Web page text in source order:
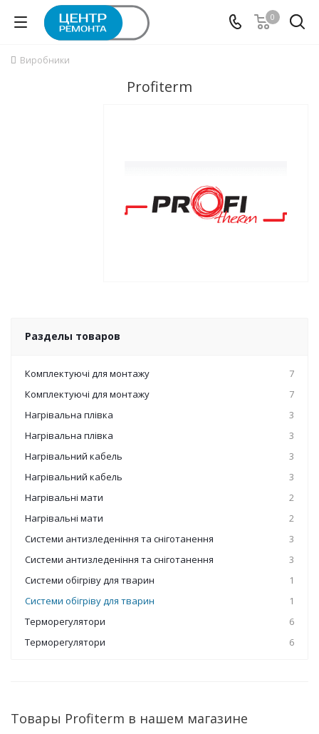
0
Виробники
Profiterm
Разделы товаров
Комплектуючі для монтажу
7
Комплектуючі для монтажу
7
Нагрівальна плівка
3
Нагрівальна плівка
3
Нагрівальний кабель
3
Нагрівальний кабель
3
Нагрівальні мати
2
Нагрівальні мати
2
Системи антизледеніння та сніготанення
3
Системи антизледеніння та сніготанення
3
Системи обігріву для тварин
1
Системи обігріву для тварин
1
Терморегулятори
6
Терморегулятори
6
Товары Profiterm в нашем магазине